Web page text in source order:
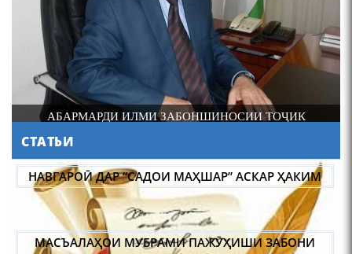
4-уми декабр- зодрӯзи
шоири абадзинда Абулқосим
Лоҳутӣ
АБУЛҚОСИМ ЛОҲУТӢ /
ABULQOSIM LOHUTY/
ТОҶИК
ДОНИШМАНДИ ҲУНАРМАНД ВА
СТАТЬИ
МАСЪАЛАҲОИ МУБРАМИ ПАЖӮҲИШИ ЗАБОНИ
ТОҶИКӢ ДАР ДАВРОНИ ИСТИҚЛОЛ С. НАЗАРЗОДА